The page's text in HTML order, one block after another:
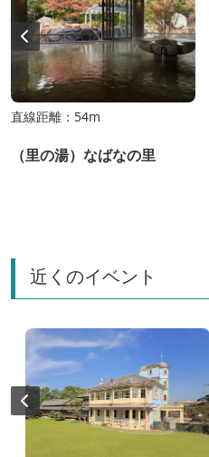
直線距離：54m
（里の湯）なばなの里
近くのイベント